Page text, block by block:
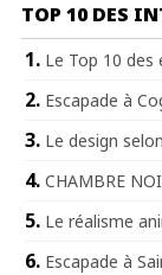
TOP 10 DES
Le Top 10 des
Escapade à
Le design
CHAMBRE
Le réalisme
Escapade à